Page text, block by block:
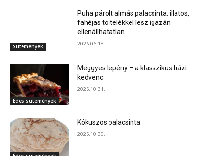
Sütemények
Puha párolt almás palacsinta: illatos,
fahéjas töltelékkel lesz igazán
ellenállhatatlan
2026.06.18.
Édes sütemények
Meggyes lepény – a klasszikus házi
kedvenc
2025.10.31.
Kókuszos palacsinta
2025.10.30.